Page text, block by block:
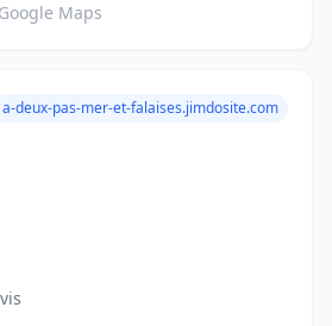
Google Maps
a-deux-pas-mer-et-falaises.jimdosite.com